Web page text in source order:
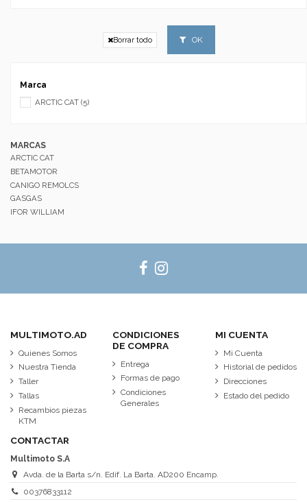
Borrar todo OK
Marca
ARCTIC CAT (5)
MARCAS
ARCTIC CAT
BETAMOTOR
CANIGO REMOLCS
GASGAS
IFOR WILLIAM
MULTIMOTO.AD
Quienes Somos
Nuestra Tienda
Taller
Tallas
Recambios piezas
KTM
CONDICIONES
DE COMPRA
Entrega
Formas de pago
Condiciones
Generales
MI CUENTA
Mi Cuenta
Historial de pedidos
Direcciones
Estado del pedido
CONTACTAR
Multimoto S.A
Avda. de la Barta s/n. Edif. La Barta. AD200 Encamp.
00376833112